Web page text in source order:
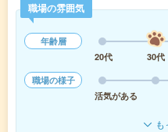
職場の雰囲気
年齢層
20代
30代
職場の様子
活気がある